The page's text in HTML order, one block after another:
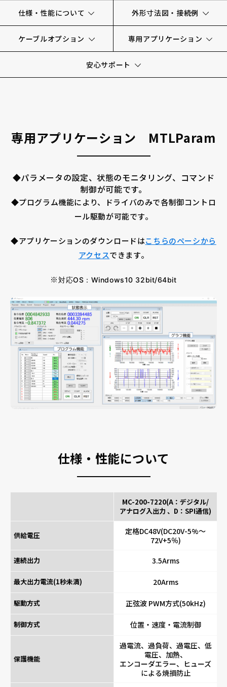
仕様・性能について 外形寸法図・接続例
ケーブルオプション 専用アプリケーション
安心サポート
専用アプリケーション MTLParam
◆パラメータの設定、状態のモニタリング、コマンド
制御が可能です。
◆プログラム機能により、ドライバのみで各制御コントロ
ール駆動が可能です。
◆アプリケーションのダウンロードはこちらのペーシから
アクセスできます。
※対応OS：Windows10 32bit/64bit
仕様・性能について
MC-200-7220(A：デジタル/
アナログ入出力 、D：SPI通信)
供給電圧
定格DC48V(DC20V-5%～
72V+5％)
連続出力 3.5Arms
最大出力電流(1秒未満) 20Arms
駆動方式 正弦波 PWM方式(50kHz)
制御方式 位置・速度・電流制御
保護機能
過電流、過負荷、過電圧、低
電圧、加熱、
エンコーダエラー、ヒューズ
による焼損防止